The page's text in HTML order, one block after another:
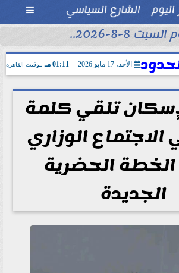
الشارع السياسي 
8-8-2026..
الأحد، 17 مايو 2026 01:11 مـ بتوقيت القاهرة
تلقي كلمة
الوزاري
الحضرية
الجديدة